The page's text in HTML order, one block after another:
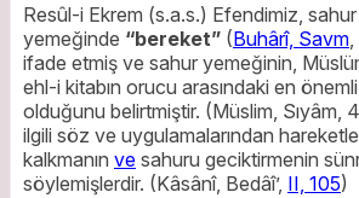
Resûl-i Ekrem (s.a.s.) Efendimiz, sahur
yemeğinde “bereket” (Buhârî, Savm
ifade etmiş ve sahur yemeğinin,
ehl-i kitabın orucu arasındaki en
olduğunu belirtmiştir. (Müslim, Sıyâm,
ilgili söz ve uygulamalarından
kalkmanın ve sahuru geciktirmenin
söylemişlerdir. (Kâsânî, Bedâî’, II, 105)